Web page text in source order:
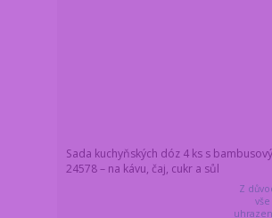
Sada kuchyňských dóz 4 ks s
24578 – na kávu, čaj, cukr a sůl
Z